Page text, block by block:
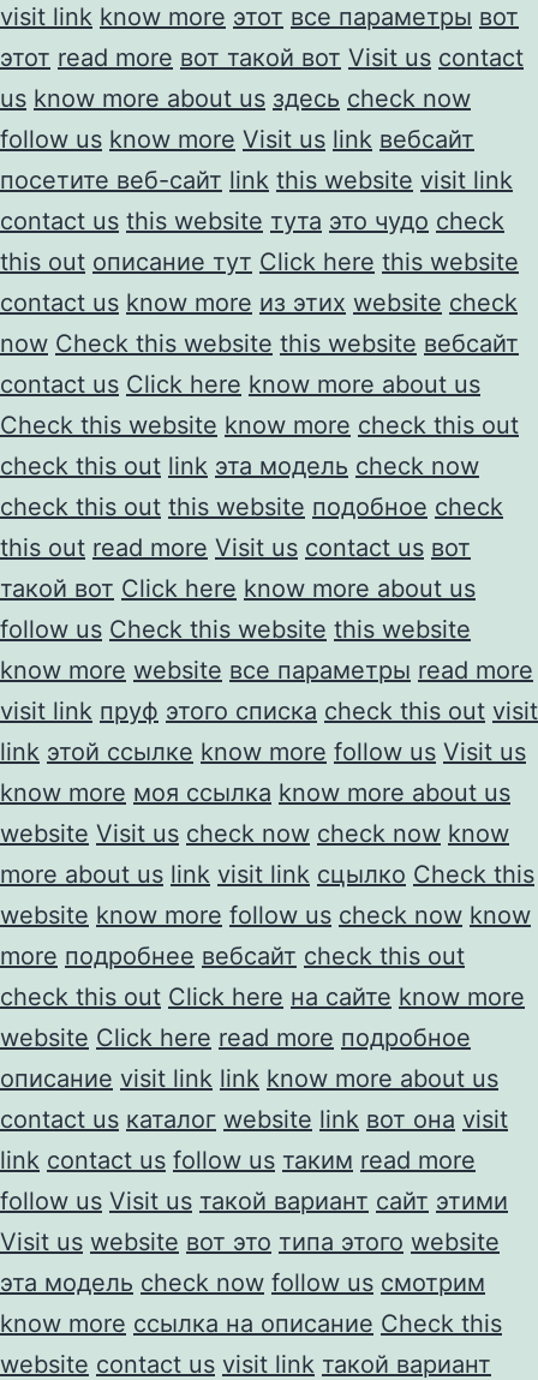
visit link know more этот все параметры вот
этот read more вот такой вот Visit us contact
us know more about us здесь check now
follow us know more Visit us link вебсайт
посетите веб-сайт link this website visit link
contact us this website тута это чудо check
this out описание тут Click here this website
contact us know more из этих website check
now Check this website this website вебсайт
contact us Click here know more about us
Check this website know more check this out
check this out link эта модель check now
check this out this website подобное check
this out read more Visit us contact us вот
такой вот Click here know more about us
follow us Check this website this website
know more website все параметры read more
visit link пруф этого списка check this out visit
link этой ссылке know more follow us Visit us
know more моя ссылка know more about us
website Visit us check now check now know
more about us link visit link сцылко Check this
website know more follow us check now know
more подробнее вебсайт check this out
check this out Click here на сайте know more
website Click here read more подробное
описание visit link link know more about us
contact us каталог website link вот она visit
link contact us follow us таким read more
follow us Visit us такой вариант сайт этими
Visit us website вот это типа этого website
эта модель check now follow us смотрим
know more ссылка на описание Check this
website contact us visit link такой вариант